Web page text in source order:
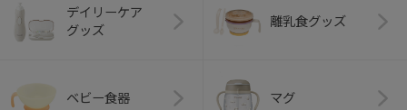
デイリーケア
グッズ
離乳食グッズ
ベビー食器 マグ